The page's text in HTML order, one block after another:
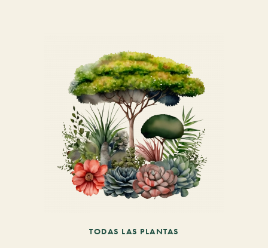
TODAS LAS PLANTAS